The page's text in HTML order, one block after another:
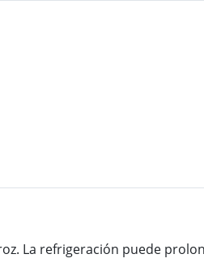
La refrigeración puede